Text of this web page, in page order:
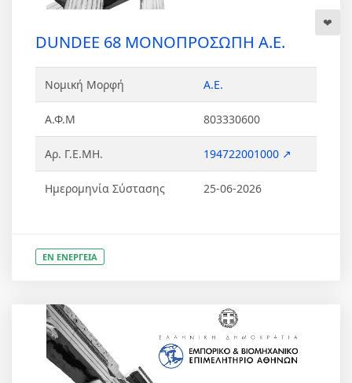
DUNDEE 68 ΜΟΝΟΠΡΟΣΩΠΗ Α.Ε.
Νομική Μορφή Α.Ε.
Α.Φ.Μ 803330600
Αρ. Γ.Ε.ΜΗ. 194722001000 ↗
Ημερομηνία Σύστασης 25-06-2026
ΕΝ ΕΝΕΡΓΕΙΑ